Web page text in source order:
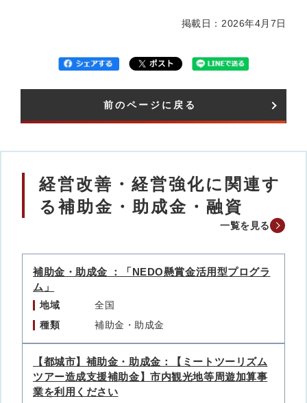
掲載日：2026年4月7日
前のページに戻る
経営改善・経営強化に関連す
る補助金・助成金・融資
一覧を見る
補助金・助成金 ：「NEDO懸賞金活用型プログラ
ム」
地域
全国
種類
補助金・助成金
【都城市】補助金・助成金：【ミートツーリズム
ツアー造成支援補助金】市内観光地等周遊加算事
業を利用ください